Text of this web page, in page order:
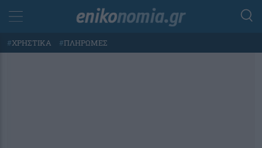
#ΧΡΗΣΤΙΚΑ #ΠΛΗΡΩΜΕΣ